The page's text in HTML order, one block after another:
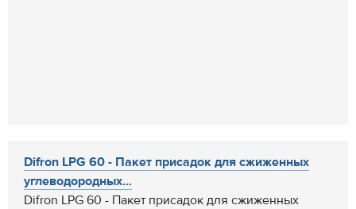
Difron LPG 60 - Пакет присадок для сжиженных
углеводородных...
Difron LPG 60 - Пакет присадок для сжиженных